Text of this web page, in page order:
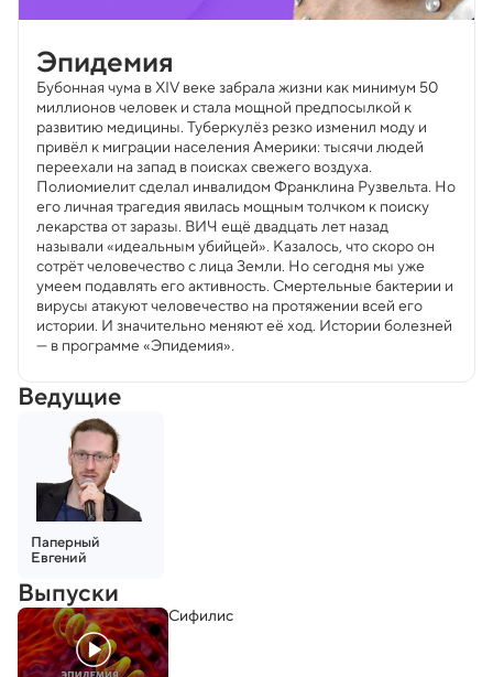
Эпидемия
Бубонная чума в XIV веке забрала жизни как минимум 50
миллионов человек и стала мощной предпосылкой к
развитию медицины. Туберкулёз резко изменил моду и
привёл к миграции населения Америки: тысячи людей
переехали на запад в поисках свежего воздуха.
Полиомиелит сделал инвалидом Франклина Рузвельта. Но
его личная трагедия явилась мощным толчком к поиску
лекарства от заразы. ВИЧ ещё двадцать лет назад
называли «идеальным убийцей». Казалось, что скоро он
сотрёт человечество с лица Земли. Но сегодня мы уже
умеем подавлять его активность. Смертельные бактерии и
вирусы атакуют человечество на протяжении всей его
истории. И значительно меняют её ход. Истории болезней
— в программе «Эпидемия».
Ведущие
Паперный
Евгений
Выпуски
Сифилис